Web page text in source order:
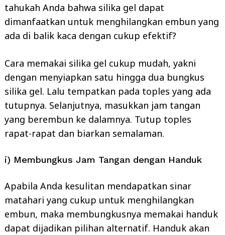
tahukah Anda bahwa silika gel dapat
dimanfaatkan untuk menghilangkan embun yang
ada di balik kaca dengan cukup efektif?
Cara memakai silika gel cukup mudah, yakni
dengan menyiapkan satu hingga dua bungkus
silika gel. Lalu tempatkan pada toples yang ada
tutupnya. Selanjutnya, masukkan jam tangan
yang berembun ke dalamnya. Tutup toples
rapat-rapat dan biarkan semalaman.
i) Membungkus Jam Tangan dengan Handuk
Apabila Anda kesulitan mendapatkan sinar
matahari yang cukup untuk menghilangkan
embun, maka membungkusnya memakai handuk
dapat dijadikan pilihan alternatif. Handuk akan